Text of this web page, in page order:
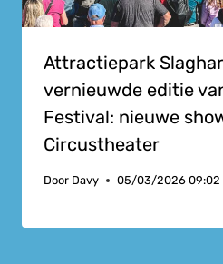
Attractiepark
vernieuwde editie
Festival: nieuwe
Circustheater
Door Davy 05/03/2026 09:02